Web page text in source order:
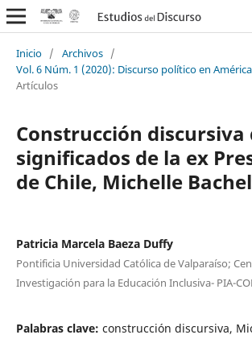
Inicio / Archivos /
Vol. 6 Núm. 1 (2020): Discurso político en
Artículos
Construcción discursiva
significados de la ex
de Chile, Michelle
Patricia Marcela Baeza Duffy
Pontificia Universidad Católica de Valparaíso;
Investigación para la Educación Inclusiva- PIA-
Palabras clave: construcción discursiva,